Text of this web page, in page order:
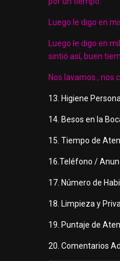
Luego le digo en
Luego le digo en
sintió así, buen
Nos lavamos , nos
13. Higiene
14. Besos en la
15. Tiempo de
16.Teléfono /
17. Número de
18. Limpieza y
19. Puntaje de
20. Comentarios